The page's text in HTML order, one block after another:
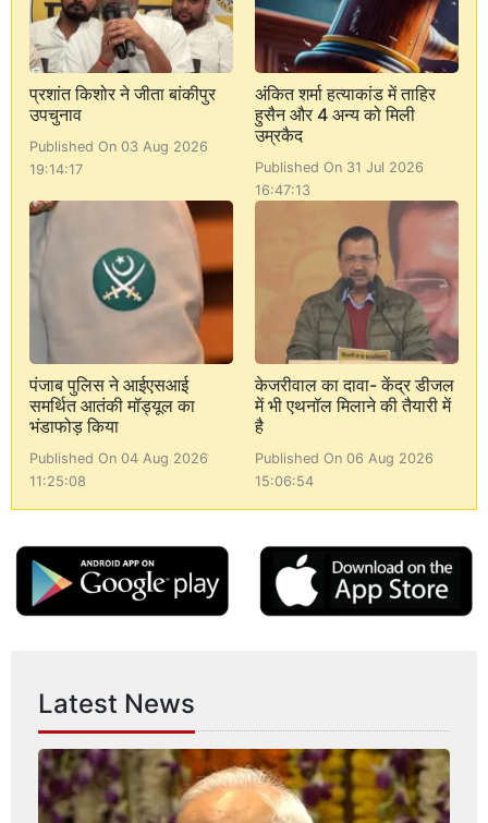
प्रशांत किशोर ने जीता बांकीपुर
उपचुनाव
Published On 03 Aug 2026
19:14:17
अंकित शर्मा हत्याकांड में ताहिर
हुसैन और 4 अन्य को मिली
उम्रकैद
Published On 31 Jul 2026
16:47:13
पंजाब पुलिस ने आईएसआई
समर्थित आतंकी मॉड्यूल का
भंडाफोड़ किया
Published On 04 Aug 2026
11:25:08
केजरीवाल का दावा- केंद्र डीजल
में भी एथनॉल मिलाने की तैयारी में
है
Published On 06 Aug 2026
15:06:54
Latest News